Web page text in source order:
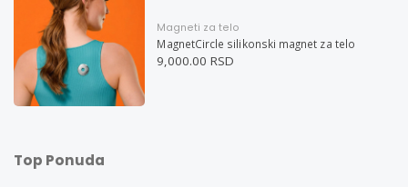
Magneti za telo
MagnetCircle silikonski magnet za telo
9,000.00 RSD
Top Ponuda